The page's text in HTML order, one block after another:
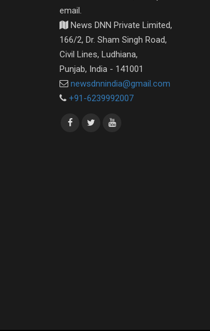
email.
News DNN Private Limited,
166/2, Dr. Sham Singh Road,
Civil Lines, Ludhiana,
Punjab, India - 141001
newsdnnindia@gmail.com
+91-6239992007